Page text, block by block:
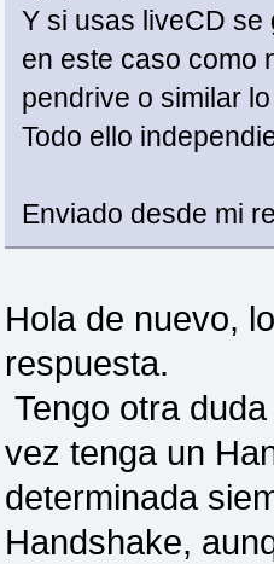
Y si usas liveCD
en este caso como
pendrive o similar
Todo ello
Enviado desde mi
Hola de nuevo,
respuesta.
Tengo otra
vez tenga un
determinada
Handshake,